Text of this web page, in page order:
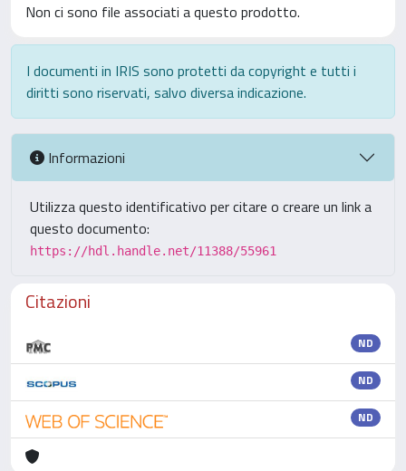
Non ci sono file associati a questo prodotto.
I documenti in IRIS sono protetti da copyright e tutti i
diritti sono riservati, salvo diversa indicazione.
Informazioni
Utilizza questo identificativo per citare o creare un link a
questo documento:
https://hdl.handle.net/11388/55961
Citazioni
ND
ND
ND